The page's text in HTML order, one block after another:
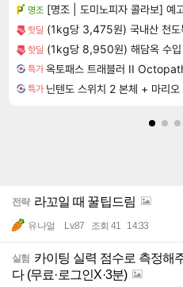
명조 [명조 | 도미노피자 콜라보] 예
핫딜 (1kg당 3,475원) 국내산 천
핫딜 (1kg당 8,950원) 해담옥 수
특가
특가
전략 라꼬일 때 꿀팁드림
유나얼 Lv.87 조회 41 14:33
실험 카이팅 실력 점수로 측정해
다 (무료·로그인X·3분)